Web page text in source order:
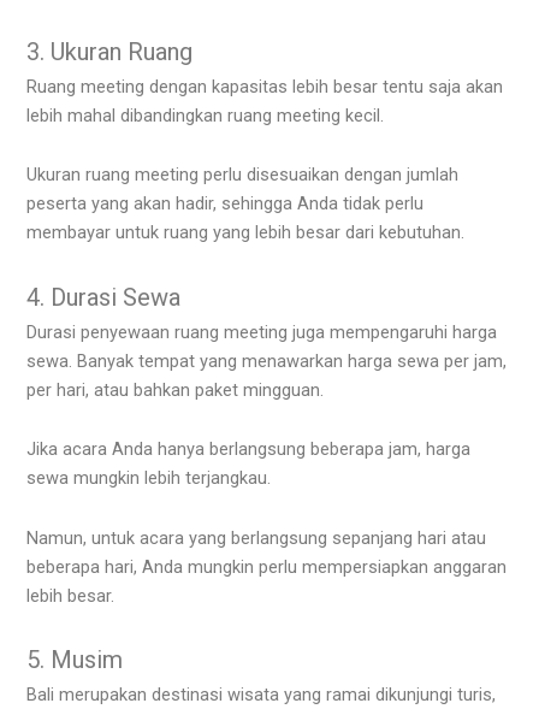
3. Ukuran Ruang
Ruang meeting dengan kapasitas lebih besar tentu saja akan
lebih mahal dibandingkan ruang meeting kecil.
Ukuran ruang meeting perlu disesuaikan dengan jumlah
peserta yang akan hadir, sehingga Anda tidak perlu
membayar untuk ruang yang lebih besar dari kebutuhan.
4. Durasi Sewa
Durasi penyewaan ruang meeting juga mempengaruhi harga
sewa. Banyak tempat yang menawarkan harga sewa per jam,
per hari, atau bahkan paket mingguan.
Jika acara Anda hanya berlangsung beberapa jam, harga
sewa mungkin lebih terjangkau.
Namun, untuk acara yang berlangsung sepanjang hari atau
beberapa hari, Anda mungkin perlu mempersiapkan anggaran
lebih besar.
5. Musim
Bali merupakan destinasi wisata yang ramai dikunjungi turis,